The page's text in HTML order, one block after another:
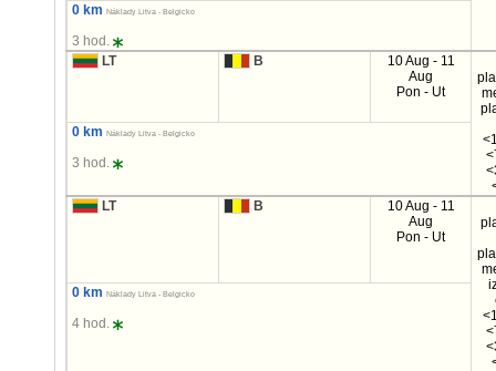
0 km Náklady Litva - Belgicko
3 hod.
LT
B
10 Aug - 11
Aug
Pon - Ut
0 km Náklady Litva - Belgicko
3 hod.
LT B
10 Aug - 11
Aug
Pon - Ut
0 km Náklady Litva - Belgicko
4 hod.